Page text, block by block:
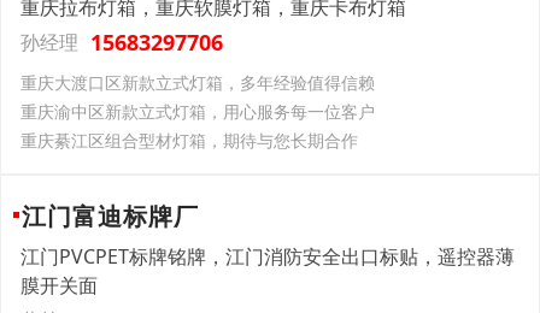
重庆拉布灯箱，重庆软膜灯箱，重庆卡布灯箱
孙经理 15683297706
重庆大渡口区新款立式灯箱，多年经验值得信赖
重庆渝中区新款立式灯箱，用心服务每一位客户
重庆綦江区组合型材灯箱，期待与您长期合作
江门富迪标牌厂
江门PVCPET标牌铭牌，江门消防安全出口标贴，遥控器薄
膜开关面